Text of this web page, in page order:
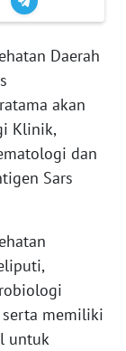
Daerah
akan
Klinik,
dan
Sars
serta memiliki
untuk